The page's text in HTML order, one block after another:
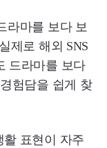
라마를 보다 보
제로 해외 SNS
드라마를 보다
험담을 쉽게 찾
활 표현이 자주